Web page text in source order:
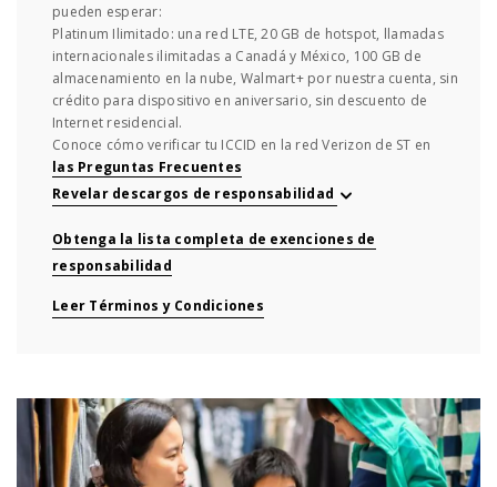
pueden esperar:
Platinum Ilimitado: una red LTE, 20 GB de hotspot, llamadas
internacionales ilimitadas a Canadá y México, 100 GB de
almacenamiento en la nube, Walmart+ por nuestra cuenta, sin
crédito para dispositivo en aniversario, sin descuento de
Internet residencial.
Conoce cómo verificar tu ICCID en la red Verizon de ST en
las Preguntas Frecuentes
Obtenga la lista completa de exenciones de
responsabilidad
Leer Términos y Condiciones